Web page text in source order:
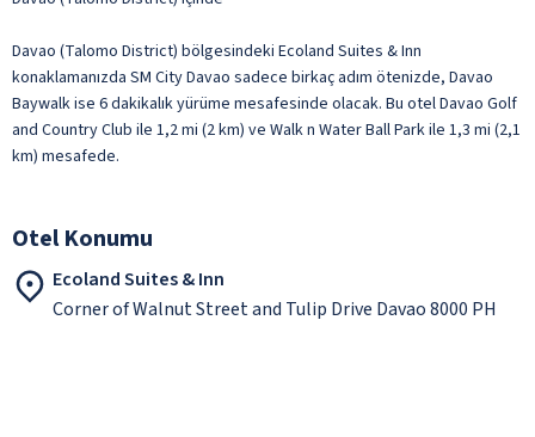
Davao (Talomo District) bölgesindeki Ecoland Suites & Inn
konaklamanızda SM City Davao sadece birkaç adım ötenizde, Davao
Baywalk ise 6 dakikalık yürüme mesafesinde olacak. Bu otel Davao Golf
and Country Club ile 1,2 mi (2 km) ve Walk n Water Ball Park ile 1,3 mi (2,1
km) mesafede.
Otel Konumu
Ecoland Suites & Inn
Corner of Walnut Street and Tulip Drive Davao 8000 PH